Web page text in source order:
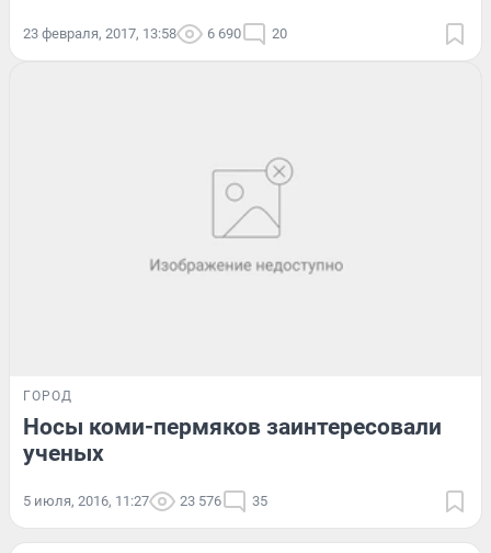
23 февраля, 2017, 13:58 6 690 20
ГОРОД
Носы коми-пермяков заинтересовали
ученых
5 июля, 2016, 11:27 23 576 35